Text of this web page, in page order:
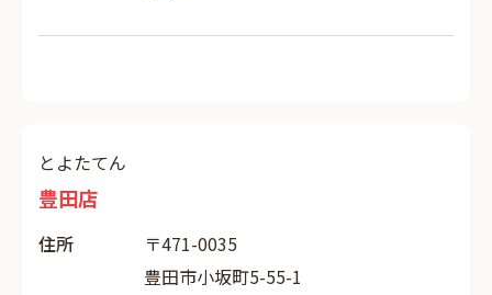
とよたてん
豊田店
住所
〒471-0035
豊田市小坂町5-55-1